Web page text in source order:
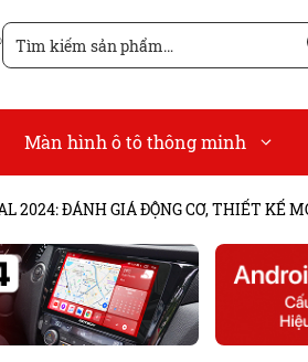
Tìm
kiếm
Màn hình ô tô thông minh
2024: ĐÁNH GIÁ ĐỘNG CƠ, THIẾT KẾ